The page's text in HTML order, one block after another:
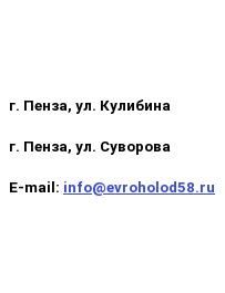
г. Пенза, ул. Кулибина
г. Пенза, ул. Суворова
E-mail: info@evroholod58.ru